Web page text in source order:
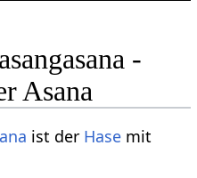
-
Asana
ist der Hase mit